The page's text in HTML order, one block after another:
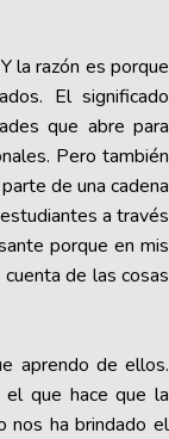
la razón es porque
El significado
que abre para
Pero también
de una cadena
a través
porque en mis
de las cosas
aprendo de ellos.
que hace que la
nos ha brindado el